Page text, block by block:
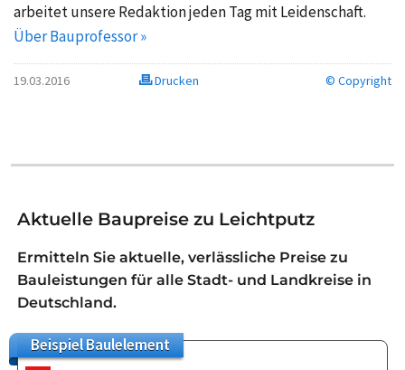
arbeitet unsere Redaktion jeden Tag mit Leidenschaft.
Über Bauprofessor »
19.03.2016 Drucken © Copyright
Aktuelle Baupreise zu Leichtputz
Ermitteln Sie aktuelle, verlässliche Preise zu
Bauleistungen für alle Stadt- und Landkreise in
Deutschland.
BeispielBaulelement